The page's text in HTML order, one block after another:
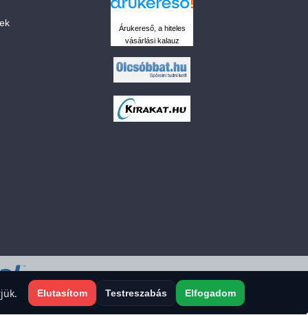
Árukereső, a hiteles
vásárlási kalauz
Elutasítom Testreszabás Elfogadom
a sütiket?